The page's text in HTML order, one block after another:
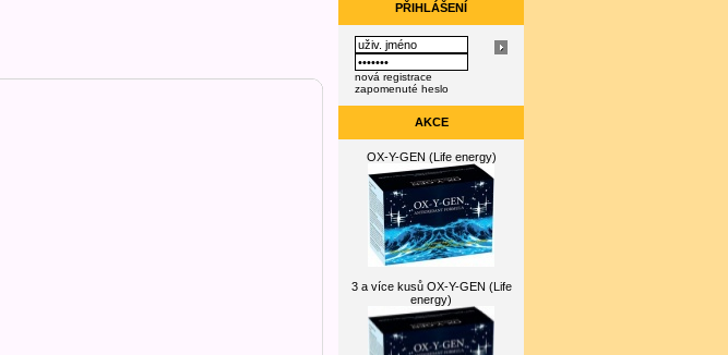
PŘIHLÁŠENÍ
nová registrace
zapomenuté heslo
AKCE
OX-Y-GEN (Life energy)
3 a více kusů OX-Y-GEN (Life
energy)